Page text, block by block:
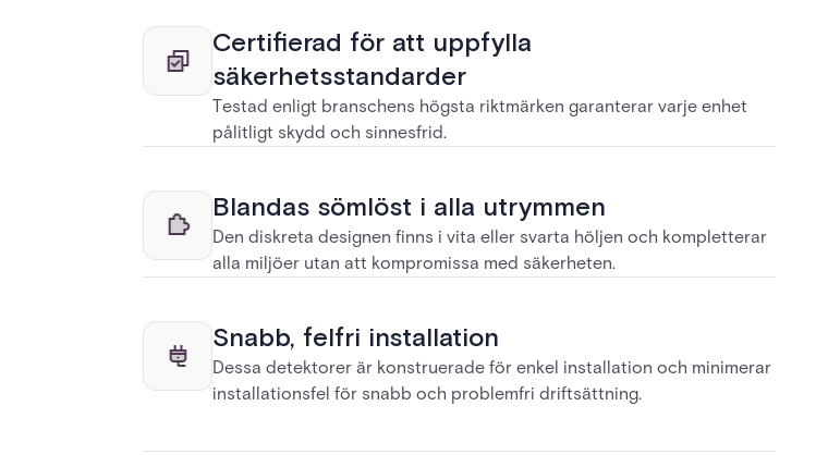
Certifierad för att uppfylla
säkerhetsstandarder
Testad enligt branschens högsta riktmärken garanterar varje enhet
pålitligt skydd och sinnesfrid.
Blandas sömlöst i alla utrymmen
Den diskreta designen finns i vita eller svarta höljen och kompletterar
alla miljöer utan att kompromissa med säkerheten.
Snabb, felfri installation
Dessa detektorer är konstruerade för enkel installation och minimerar
installationsfel för snabb och problemfri driftsättning.